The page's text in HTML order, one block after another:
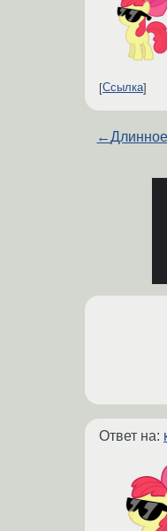
Ссылка
←
Ответ на: